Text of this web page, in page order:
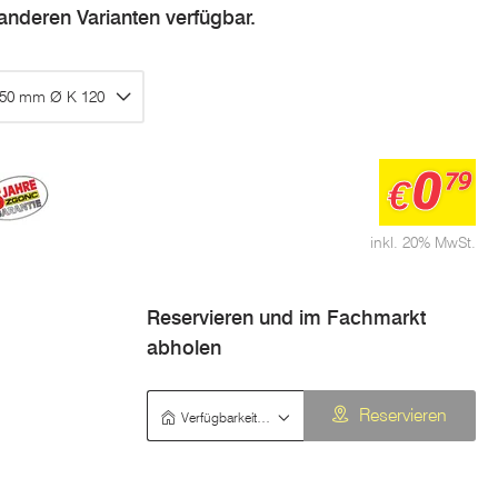
Varianten verfügbar.
mm Ø K 120
inkl. 20% MwSt.
€079
Reservieren und im Fachmarkt
abholen
Reservieren